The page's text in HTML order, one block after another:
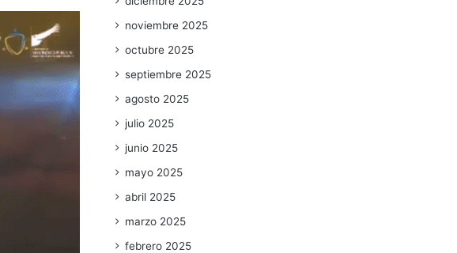
noviembre 2025
octubre 2025
septiembre 2025
agosto 2025
julio 2025
junio 2025
mayo 2025
abril 2025
marzo 2025
febrero 2025